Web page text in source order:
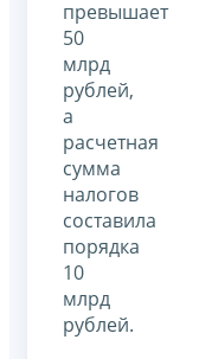
превышает
50
млрд
рублей,
а
расчетная
сумма
налогов
составила
порядка
10
млрд
рублей.